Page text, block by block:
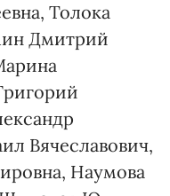
Толока
Дмитрий
Вячеславович,
Наумова